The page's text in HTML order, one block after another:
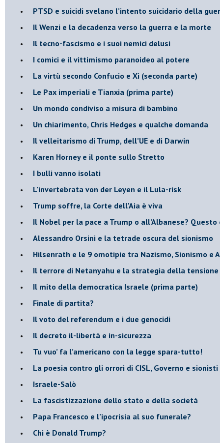
PTSD e suicidi svelano l’intento suicidario della
Il Wenzi e la decadenza verso la guerra e la morte
​Il tecno-fascismo e i suoi nemici delusi
​I comici e il vittimismo paranoideo al potere
​La virtù secondo Confucio e Xi (seconda parte)
Le Pax imperiali e Tianxia (prima parte)
Un mondo condiviso a misura di bambino
​Un chiarimento, Chris Hedges e qualche domanda
Il velleitarismo di Trump, dell’UE e di Darwin
​Karen Horney e il ponte sullo Stretto
​I bulli vanno isolati
L’invertebrata von der Leyen e il Lula-risk
Trump soffre, la Corte dell'Aia è viva
​Il Nobel per la pace a Trump o all’Albanese?
​Alessandro Orsini e la tetrade oscura del sionismo
​Hilsenrath e le 9 omotipie tra Nazismo, Sionismo e
​Il terrore di Netanyahu e la strategia della tensione
Il mito della democratica Israele (prima parte)
​Finale di partita?
​Il voto del referendum e i due genocidi
Il decreto il-libertà e in-sicurezza
Tu vuo’ fa l’americano con la legge spara-tutto!
La poesia contro gli orrori di CISL, Governo e sionisti
Israele-Salò
​La fascistizzazione dello stato e della società
Papa Francesco e l’ipocrisia al suo funerale?
​Chi è Donald Trump?